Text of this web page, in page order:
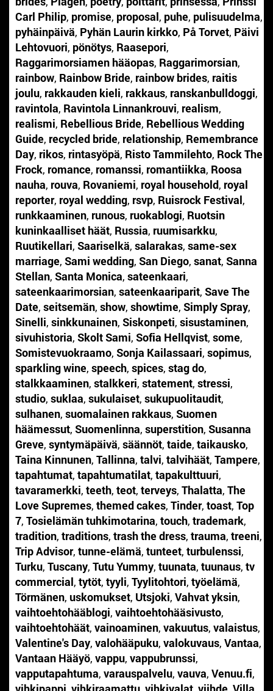
Carl Philip, promise, proposal, puhe, pulisuudelma,
pyhäinpäivä, Pyhän Laurin kirkko, På Torvet, Päivi
Lehtovuori, pönötys, Raasepori,
Raggarimorsiamen hääopas, Raggarimorsian,
rainbow, Rainbow Bride, rainbow brides, raitis
joulu, rakkauden kieli, rakkaus, ranskanbulldoggi,
ravintola, Ravintola Linnankrouvi, realism,
realismi, Rebellious Bride, Rebellious Wedding
Guide, recycled bride, relationship, Remembrance
Day, rikos, rintasyöpä, Risto Tammilehto, Rock The
Frock, romance, romanssi, romantiikka, Roosa
nauha, rouva, Rovaniemi, royal household, royal
reporter, royal wedding, rsvp, Ruisrock Festival,
runkkaaminen, runous, ruokablogi, Ruotsin
kuninkaalliset häät, Russia, ruumisarkku,
Ruutikellari, Saariselkä, salarakas, same-sex
marriage, Sami wedding, San Diego, sanat, Sanna
Stellan, Santa Monica, sateenkaari,
sateenkaarimorsian, sateenkaariparit, Save The
Date, seitsemän, show, showtime, Simply Spray,
Sinelli, sinkkunainen, Siskonpeti, sisustaminen,
sivuhistoria, Skolt Sami, Sofia Hellqvist, some,
Somistevuokraamo, Sonja Kailassaari, sopimus,
sparkling wine, speech, spices, stag do,
stalkkaaminen, stalkkeri, statement, stressi,
studio, suklaa, sukulaiset, sukupuolitaudit,
sulhanen, suomalainen rakkaus, Suomen
häämessut, Suomenlinna, superstition, Susanna
Greve, syntymäpäivä, säännöt, taide, taikausko,
Taina Kinnunen, Tallinna, talvi, talvihäät, Tampere,
tapahtumat, tapahtumatilat, tapakulttuuri,
tavaramerkki, teeth, teot, terveys, Thalatta, The
Love Supremes, themed cakes, Tinder, toast, Top
7, Tosielämän tuhkimotarina, touch, trademark,
tradition, traditions, trash the dress, trauma, treeni,
Trip Advisor, tunne-elämä, tunteet, turbulenssi,
Turku, Tuscany, Tutu Yummy, tuunata, tuunaus, tv
commercial, tytöt, tyyli, Tyylitohtori, työelämä,
Törmänen, uskomukset, Utsjoki, Vahvat yksin,
vaihtoehtohääblogi, vaihtoehtohääsivusto,
vaihtoehtohäät, vainoaminen, vakuutus, valaistus,
Valentine's Day, valohääpuku, valokuvaus, Vantaa,
Vantaan Hääyö, vappu, vappubrunssi,
vapputapahtuma, varauspalvelu, vauva, Venuu.fi,